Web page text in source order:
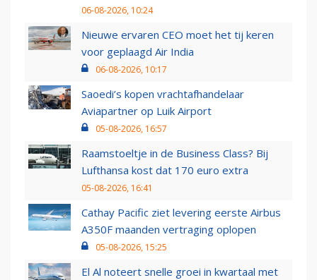
06-08-2026, 10:24
Nieuwe ervaren CEO moet het tij keren
voor geplaagd Air India
06-08-2026, 10:17
Saoedi’s kopen vrachtafhandelaar
Aviapartner op Luik Airport
05-08-2026, 16:57
Raamstoeltje in de Business Class? Bij
Lufthansa kost dat 170 euro extra
05-08-2026, 16:41
Cathay Pacific ziet levering eerste Airbus
A350F maanden vertraging oplopen
05-08-2026, 15:25
El Al noteert snelle groei in kwartaal met